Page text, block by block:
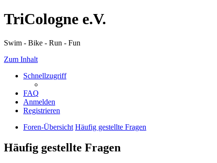
TriCologne e.V.
Swim - Bike - Run - Fun
Zum Inhalt
Schnellzugriff
FAQ
Anmelden
Registrieren
Foren-Übersicht Häufig gestellte Fragen
Häufig gestellte Fragen